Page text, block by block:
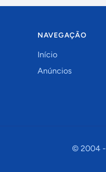
NAVEGAÇÃO
Início
Anúncios
© 2004 -